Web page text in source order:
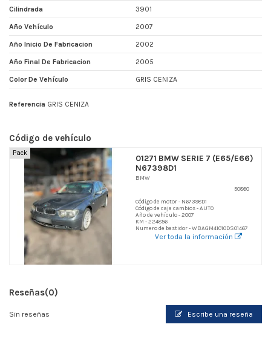
Cilindrada 3901
Año Vehículo 2007
Año Inicio De Fabricacion 2002
Año Final De Fabricacion 2005
Color De Vehículo GRIS CENIZA
Referencia GRIS CENIZA
Código de vehículo
Pack
01271 BMW SERIE 7 (E65/E66)
N67398D1
BMW
50860
Código de motor - N67398D1
Código de caja cambios - AUTO
Año de vehículo - 2007
KM - 224856
Numero de bastidor - WBAGM41010DS01467
Ver toda la información
Reseñas(0)
Sin reseñas Escribe una reseña